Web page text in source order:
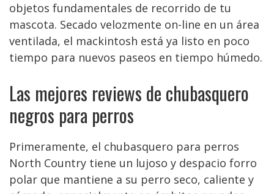
objetos fundamentales de recorrido de tu
mascota. Secado velozmente on-line en un área
ventilada, el mackintosh está ya listo en poco
tiempo para nuevos paseos en tiempo húmedo.
Las mejores reviews de chubasquero
negros para perros
Primeramente, el chubasquero para perros
North Country tiene un lujoso y despacio forro
polar que mantiene a su perro seco, caliente y